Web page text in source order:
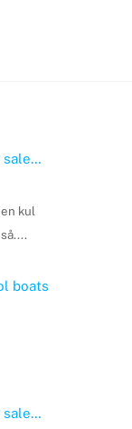
sale…
kul
boats
sale…